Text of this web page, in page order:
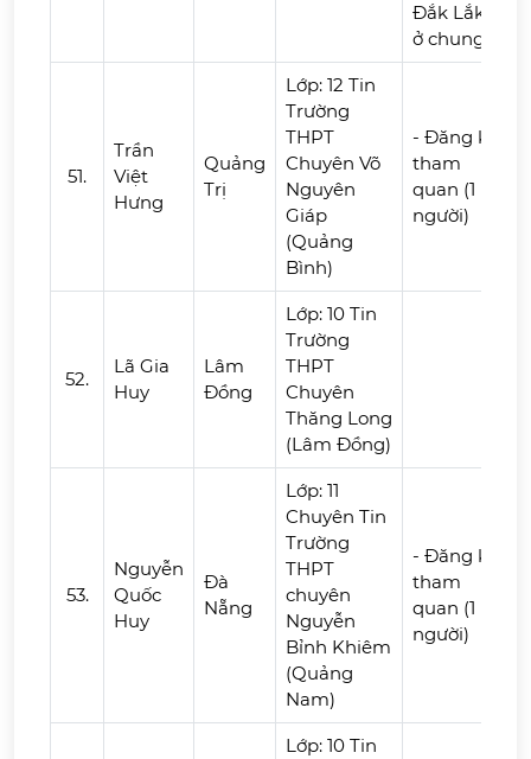
Đắk Lắk
ở chung.
51.
Trần
Việt
Hưng
Quảng
Trị
Lớp: 12 Tin
Trường
THPT
Chuyên Võ
Nguyên
Giáp
(Quảng
Bình)
- Đăng ký
tham
quan (1
người)
52.
Lã Gia
Huy
Lâm
Đồng
Lớp: 10 Tin
Trường
THPT
Chuyên
Thăng Long
(Lâm Đồng)
53.
Nguyễn
Quốc
Huy
Đà
Nẵng
Lớp: 11
Chuyên Tin
Trường
THPT
chuyên
Nguyễn
Bỉnh Khiêm
(Quảng
Nam)
- Đăng ký
tham
quan (1
người)
Lớp: 10 Tin